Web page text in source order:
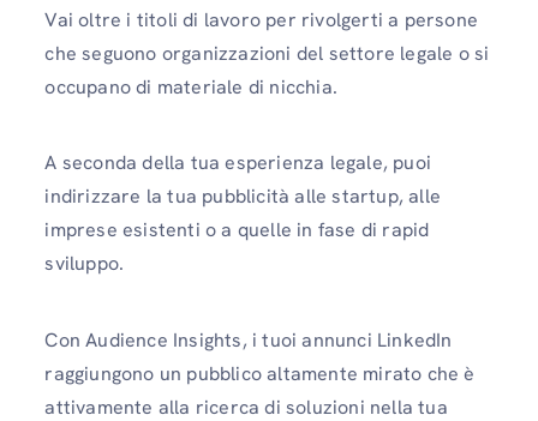
Vai oltre i titoli di lavoro per rivolgerti a persone
che seguono organizzazioni del settore legale o si
occupano di materiale di nicchia.
A seconda della tua esperienza legale, puoi
indirizzare la tua pubblicità alle startup, alle
imprese esistenti o a quelle in fase di rapid
sviluppo.
Con Audience Insights, i tuoi annunci LinkedIn
raggiungono un pubblico altamente mirato che è
attivamente alla ricerca di soluzioni nella tua